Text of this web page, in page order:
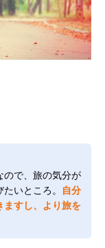
ので、旅の気分が
いところ。
自分
ますし、より旅を